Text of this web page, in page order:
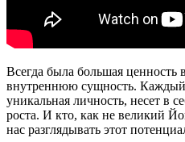
Всегда была большая ценность
внутреннюю сущность. Каждый
уникальная личность, несет в
роста. И кто, как не великий
нас разглядывать этот